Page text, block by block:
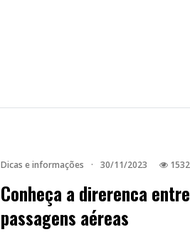
Dicas e informações · 30/11/2023 1532
Conheça a direrenca
passagens aéreas